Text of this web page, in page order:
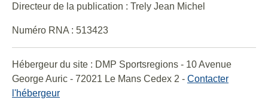
Directeur de la publication : Trely Jean Michel
Numéro RNA : 513423
Hébergeur du site : DMP Sportsregions - 10 Avenue
George Auric - 72021 Le Mans Cedex 2 - Contacter
l'hébergeur